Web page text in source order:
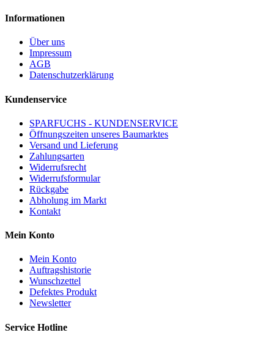
Informationen
Über uns
Impressum
AGB
Datenschutzerklärung
Kundenservice
SPARFUCHS - KUNDENSERVICE
Öffnungszeiten unseres Baumarktes
Versand und Lieferung
Zahlungsarten
Widerrufsrecht
Widerrufsformular
Rückgabe
Abholung im Markt
Kontakt
Mein Konto
Mein Konto
Auftragshistorie
Wunschzettel
Defektes Produkt
Newsletter
Service Hotline